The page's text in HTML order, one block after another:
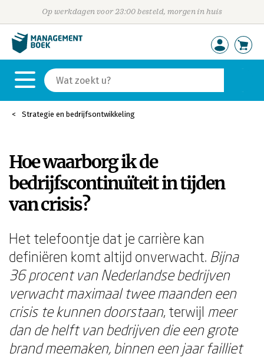
Op werkdagen voor 23:00 besteld, morgen in huis
Strategie en bedrijfsontwikkeling
Hoe waarborg ik de
bedrijfscontinuïteit in tijden
van crisis?
Het telefoontje dat je carrière kan
definiëren komt altijd onverwacht. Bijna
36 procent van Nederlandse bedrijven
verwacht maximaal twee maanden een
crisis te kunnen doorstaan, terwijl meer
dan de helft van bedrijven die een grote
brand meemaken, binnen een jaar failliet